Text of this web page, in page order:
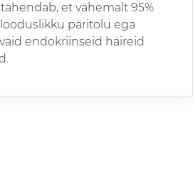
et vähemalt 95%
päritolu ega
endokriinseid häireid